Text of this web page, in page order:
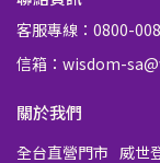
客服專線：0800-
信箱：wisdom-
關於我們
全台直營門市 威世